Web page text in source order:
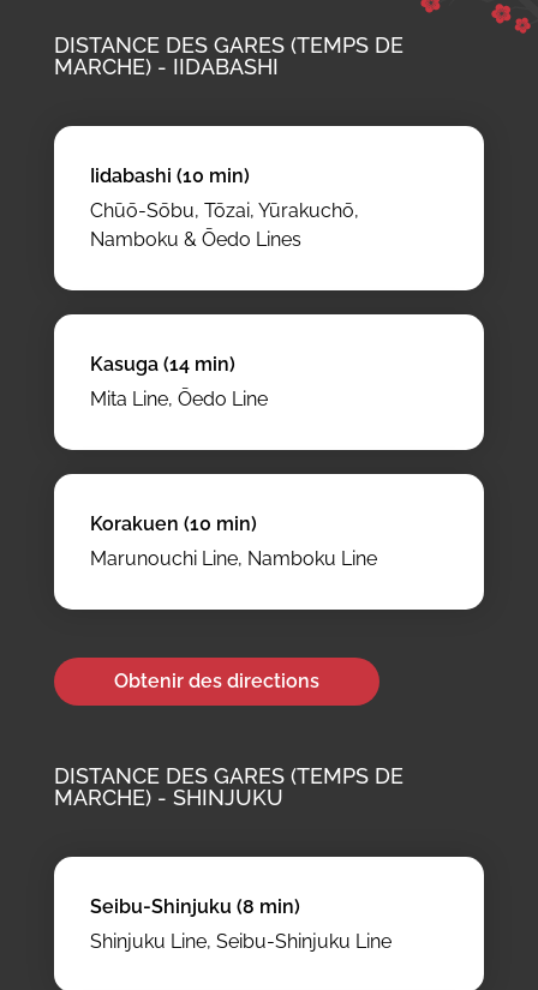
DISTANCE DES GARES (TEMPS DE
MARCHE) - IIDABASHI
Iidabashi (10 min)
Chūō-Sōbu, Tōzai, Yūrakuchō,
Namboku & Ōedo Lines
Kasuga (14 min)
Mita Line, Ōedo Line
Korakuen (10 min)
Marunouchi Line, Namboku Line
Obtenir des directions
DISTANCE DES GARES (TEMPS DE
MARCHE) - SHINJUKU
Seibu-Shinjuku (8 min)
Shinjuku Line, Seibu-Shinjuku Line